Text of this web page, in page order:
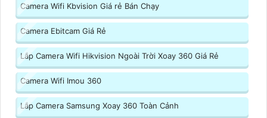
Camera Wifi Kbvision Giá rẻ Bán Chạy
Camera Ebitcam Giá Rẻ
Lắp Camera Wifi Hikvision Ngoài Trời Xoay 360 Giá Rẻ
Camera Wifi Imou 360
Lắp Camera Samsung Xoay 360 Toàn Cảnh